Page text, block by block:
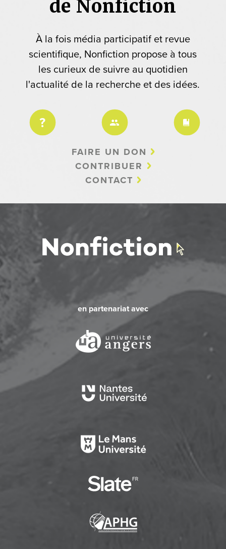
de Nonfiction
À la fois média participatif et revue
scientifique, Nonfiction propose à tous
les curieux de suivre au quotidien
l'actualité de la recherche et des idées.
FAIRE UN DON
CONTRIBUER
CONTACT
en partenariat avec